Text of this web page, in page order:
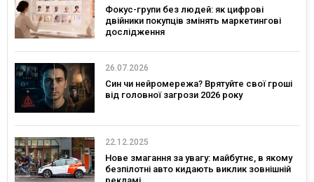
Фокус-групи без людей: як цифрові
двійники покупців змінять маркетингові
дослідження
26.07.2026
Син чи нейромережа? Врятуйте свої гроші
від головної загрози 2026 року
22.12.2025
Нове змагання за увагу: майбутнє, в якому
безпілотні авто кидають виклик зовнішній